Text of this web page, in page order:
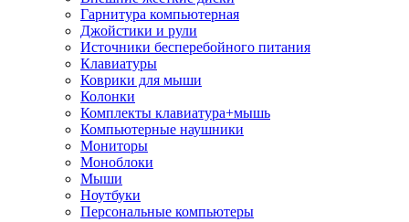
Гарнитура компьютерная
Джойстики и рули
Источники бесперебойного питания
Клавиатуры
Коврики для мыши
Колонки
Комплекты клавиатура+мышь
Компьютерные наушники
Мониторы
Моноблоки
Мыши
Ноутбуки
Персональные компьютеры